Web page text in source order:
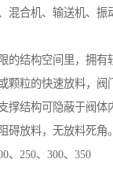
混合机、输送机、振
的结构空间里，拥有
颗粒的快速放料，阀
撑结构可隐蔽于阀体
碍放料，无放料死角。
、250、300、350